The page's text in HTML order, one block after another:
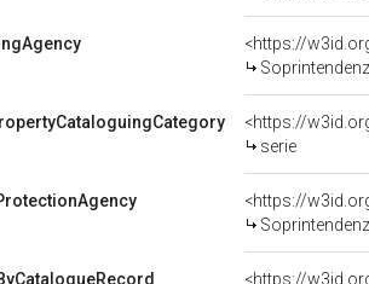
<https://
Soprintendenza per i
<https://
serie
<https://
<https://